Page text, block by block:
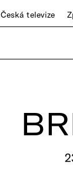
Česká televize